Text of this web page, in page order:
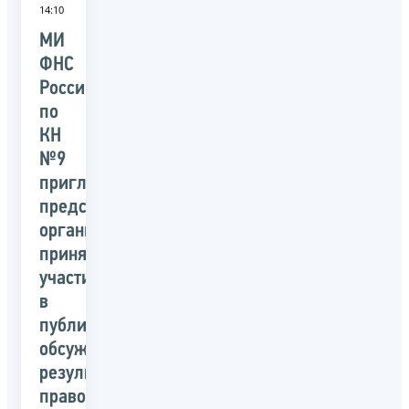
14:10
МИ
ФНС
России
по
КН
№9
приглашает
представителей
организации
принять
участие
в
публичном
обсуждении
результатов
правоприменительной